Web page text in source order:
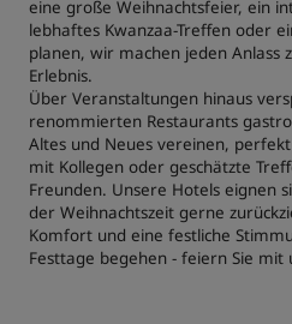
Kunlun
eine große Weihnachtsfeier, ein
lebhaftes Kwanzaa-Treffen oder
planen, wir machen jeden Anlass
Erlebnis.
Über Veranstaltungen hinaus
renommierten Restaurants
Altes und Neues vereinen,
mit Kollegen oder geschätzte
Freunden. Unsere Hotels eignen
der Weihnachtszeit gerne
Komfort und eine festliche
Festtage begehen - feiern Sie mit